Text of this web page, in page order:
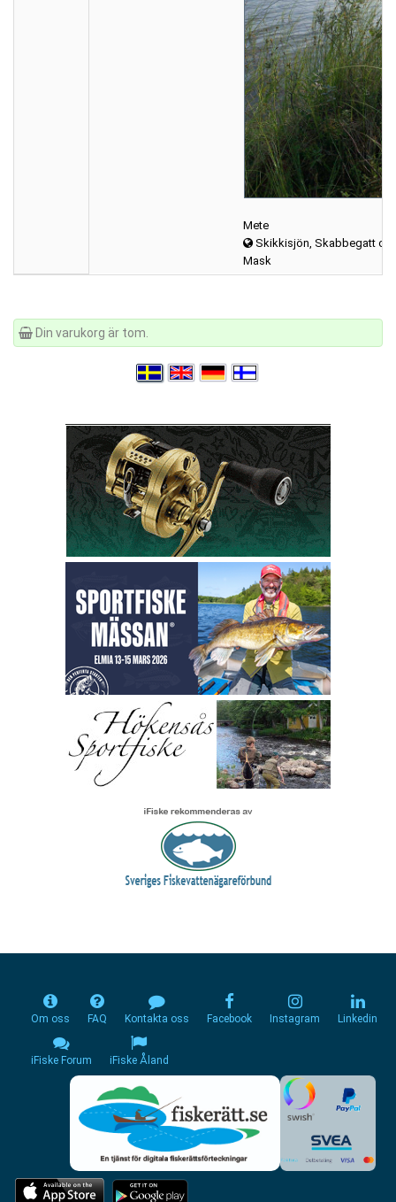
Mete
Skikkisjön, Skabbegatt
Mask
Din varukorg är tom.
Om oss FAQ Kontakta oss Facebook Instagram Linkedin
iFiske Forum iFiske Åland